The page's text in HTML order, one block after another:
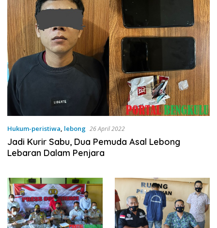
Hukum-peristiwa, lebong 26 April 2022
Jadi Kurir Sabu, Dua Pemuda Asal Lebong
Lebaran Dalam Penjara